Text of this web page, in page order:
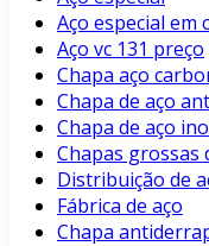
Aço especial em
Aço vc 131 preço
Chapa aço
Chapa de aço
Chapa de aço
Chapas grossas
Distribuição de
Fábrica de aço
Chapa